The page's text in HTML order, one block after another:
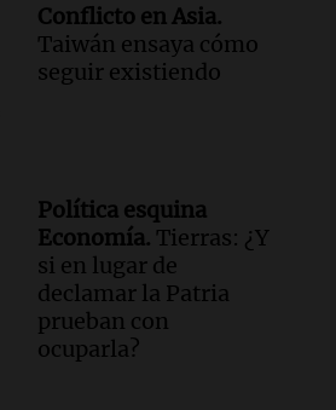
Conflicto en Asia.
Taiwán ensaya cómo
seguir existiendo
Política esquina
Economía. Tierras: ¿Y
si en lugar de
declamar la Patria
prueban con
ocuparla?